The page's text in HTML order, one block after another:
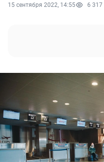
15 сентября 2022, 14:55 6 317